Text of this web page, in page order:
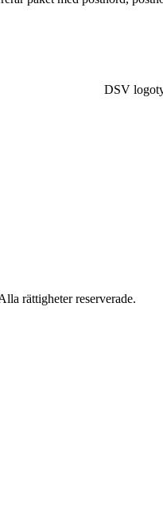
rättigheter reserverade.